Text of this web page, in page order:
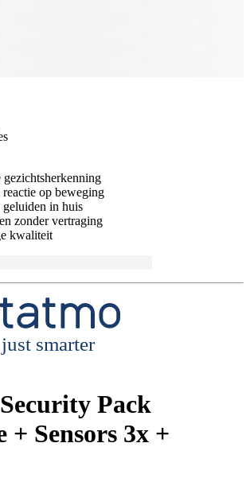
gezichtsherkenning
op beweging
geluiden in huis
zonder vertraging
kwaliteit
smarter
Pack
+ Sensors 3x +